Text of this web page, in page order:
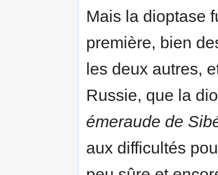
Mais la dioptase
première, bien
les deux autres,
Russie, que la
émeraude de
aux difficultés